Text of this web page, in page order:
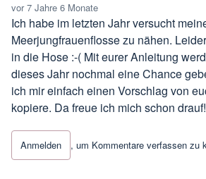
vor 7 Jahre 6 Monate
Ich habe im letzten Jahr versucht
Meerjungfrauenflossezu nähen.
in die Hose :-( Mit eurer Anleitung
dieses Jahr nochmal eine Chance
ich mir einfach einen Vorschlag von
kopiere. Da freue ich mich schon drauf!
Anmelden , um Kommentare verfassen zu